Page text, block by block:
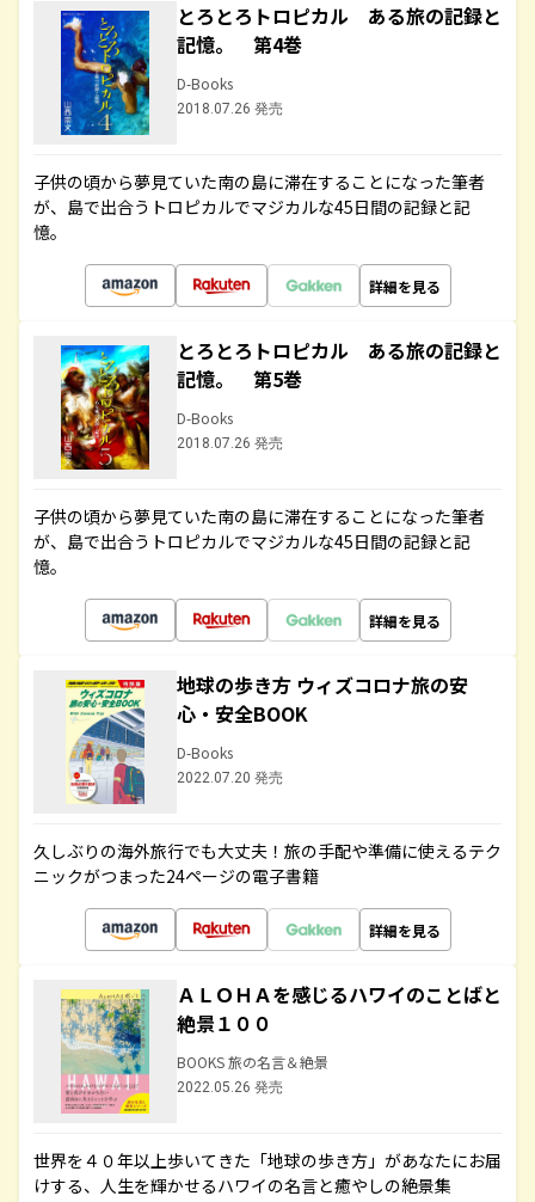
とろとろトロピカル ある旅の記録と
記憶。 第4巻
D-Books
2018.07.26 発売
子供の頃から夢見ていた南の島に滞在することになった筆者
が、島で出合うトロピカルでマジカルな45日間の記録と記
憶。
詳細を見る
とろとろトロピカル ある旅の記録と
記憶。 第5巻
D-Books
2018.07.26 発売
子供の頃から夢見ていた南の島に滞在することになった筆者
が、島で出合うトロピカルでマジカルな45日間の記録と記
憶。
詳細を見る
地球の歩き方 ウィズコロナ旅の安
心・安全BOOK
D-Books
2022.07.20 発売
久しぶりの海外旅行でも大丈夫！旅の手配や準備に使えるテク
ニックがつまった24ページの電子書籍
詳細を見る
ＡＬＯＨＡを感じるハワイのことばと
絶景１００
BOOKS 旅の名言＆絶景
2022.05.26 発売
世界を４０年以上歩いてきた「地球の歩き方」があなたにお届
けする、人生を輝かせるハワイの名言と癒やしの絶景集